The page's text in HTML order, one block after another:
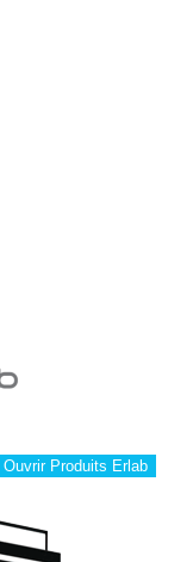
Ouvrir Produits Erlab